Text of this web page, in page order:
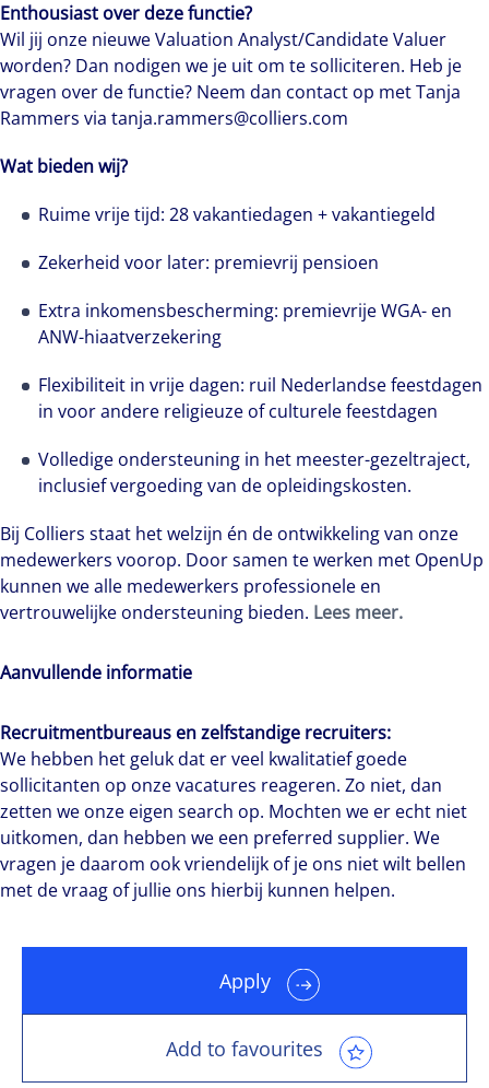
Enthousiast over deze functie?
Wil jij onze nieuwe Valuation Analyst/Candidate Valuer
worden? Dan nodigen we je uit om te solliciteren. Heb je
vragen over de functie? Neem dan contact op met Tanja
Rammers via tanja.rammers@colliers.com
Wat bieden wij?
Ruime vrije tijd: 28 vakantiedagen + vakantiegeld
Zekerheid voor later: premievrij pensioen
Extra inkomensbescherming: premievrije WGA- en
ANW-hiaatverzekering
Flexibiliteit in vrije dagen: ruil Nederlandse feestdagen
in voor andere religieuze of culturele feestdagen
Volledige ondersteuning in het meester-gezeltraject,
inclusief vergoeding van de opleidingskosten.
Bij Colliers staat het welzijn én de ontwikkeling van onze
medewerkers voorop. Door samen te werken met OpenUp
kunnen we alle medewerkers professionele en
vertrouwelijke ondersteuning bieden. Lees meer.
Aanvullende informatie
Recruitmentbureaus en zelfstandige recruiters:
We hebben het geluk dat er veel kwalitatief goede
sollicitanten op onze vacatures reageren. Zo niet, dan
zetten we onze eigen search op. Mochten we er echt niet
uitkomen, dan hebben we een preferred supplier. We
vragen je daarom ook vriendelijk of je ons niet wilt bellen
met de vraag of jullie ons hierbij kunnen helpen.
Apply
Add to favourites